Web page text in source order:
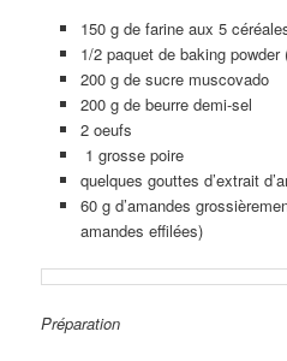
150 g de farine aux 5
1/2 paquet de baking powder
200 g de sucre muscovado
200 g de beurre demi-sel
2 oeufs
1 grosse poire
quelques gouttes d’extrait
60 g d’amandes
amandes effilées)
Préparation